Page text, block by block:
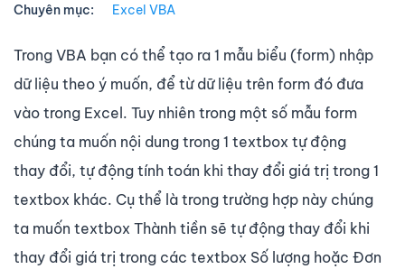
Chuyên mục: Excel VBA
Trong VBA bạn có thể tạo ra 1 mẫu biểu (form) nhập
dữ liệu theo ý muốn, để từ dữ liệu trên form đó đưa
vào trong Excel. Tuy nhiên trong một số mẫu form
chúng ta muốn nội dung trong 1 textbox tự động
thay đổi, tự động tính toán khi thay đổi giá trị trong 1
textbox khác. Cụ thể là trong trường hợp này chúng
ta muốn textbox Thành tiền sẽ tự động thay đổi khi
thay đổi giá trị trong các textbox Số lượng hoặc Đơn